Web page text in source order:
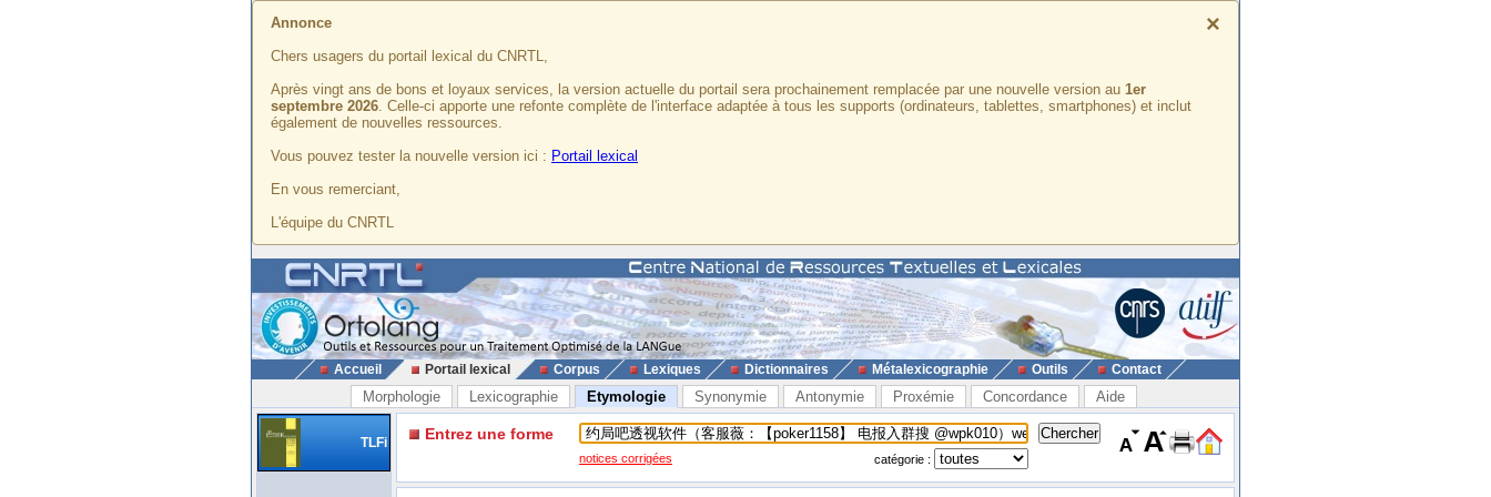
×
Annonce
Chers usagers du portail lexical du CNRTL,
Après vingt ans de bons et loyaux services, la version actuelle du portail sera prochainement remplacée par une nouvelle version au 1er
septembre 2026. Celle-ci apporte une refonte complète de l'interface adaptée à tous les supports (ordinateurs, tablettes, smartphones) et inclut
également de nouvelles ressources.
Vous pouvez tester la nouvelle version ici : Portail lexical
En vous remerciant,
L'équipe du CNRTL
Accueil Portail lexical Corpus Lexiques Dictionnaires Métalexicographie Outils Contact
Morphologie Lexicographie Etymologie Synonymie Antonymie Proxémie Concordance Aide
TLFi Entrez une forme
notices corrigées catégorie :